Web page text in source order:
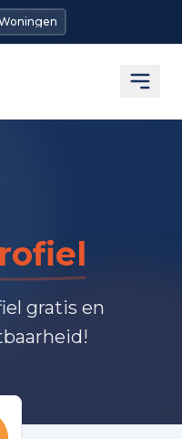
gratis en